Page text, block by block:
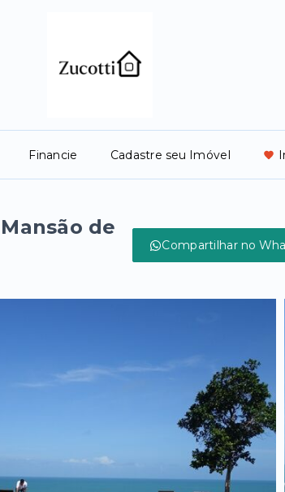
Financie Cadastre seu Imóvel
de
Compartilhar no